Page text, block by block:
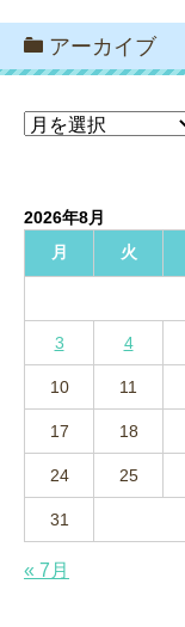
アーカイブ
ア
ブ
2026年8月
月
火
3 4
10 11
17 18
24 25
31
« 7月